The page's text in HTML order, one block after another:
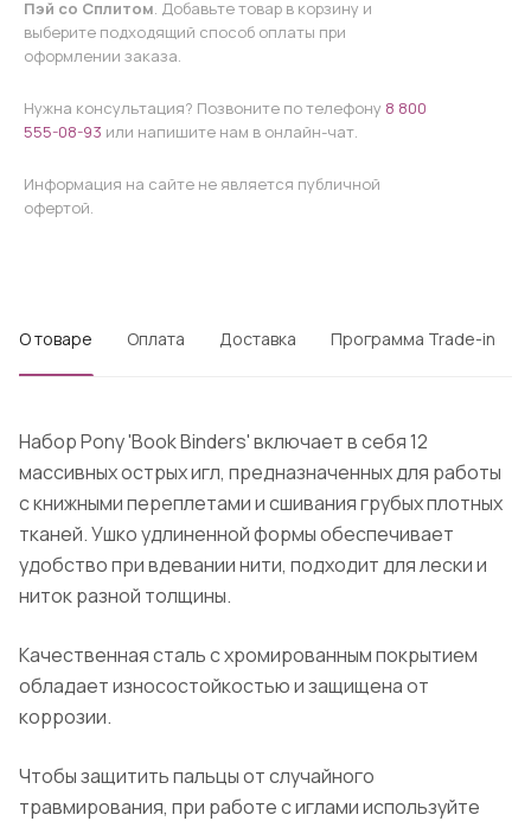
Пэй со Сплитом. Добавьте товар в корзину и
выберите подходящий способ оплаты при
оформлении заказа.
Нужна консультация? Позвоните по телефону 8 800
555-08-93 или напишите нам в онлайн-чат.
Информация на сайте не является публичной
офертой.
О товаре Оплата Доставка Программа Trade-in
Набор Pony 'Book Binders' включает в себя 12
массивных острых игл, предназначенных для работы
с книжными переплетами и сшивания грубых плотных
тканей. Ушко удлиненной формы обеспечивает
удобство при вдевании нити, подходит для лески и
ниток разной толщины.
Качественная сталь с хромированным покрытием
обладает износостойкостью и защищена от
коррозии.
Чтобы защитить пальцы от случайного
травмирования, при работе с иглами используйте